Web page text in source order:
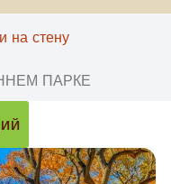
на стену
ПАРКЕ